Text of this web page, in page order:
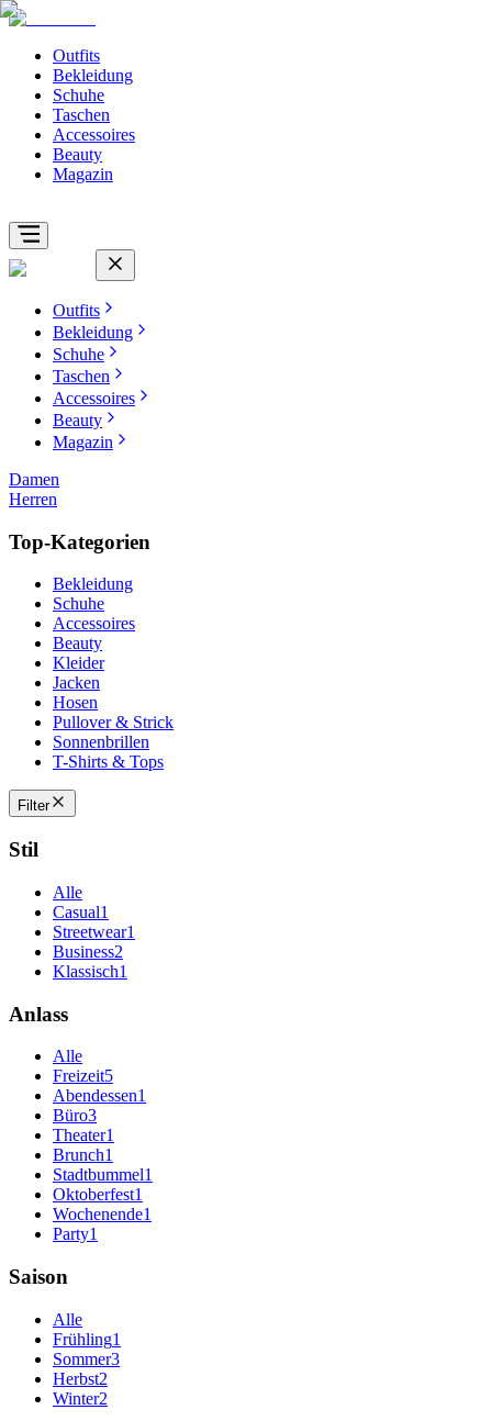
Outfits
Bekleidung
Schuhe
Taschen
Accessoires
Beauty
Magazin
Outfits
Bekleidung
Schuhe
Taschen
Accessoires
Beauty
Magazin
Damen
Herren
Top-Kategorien
Bekleidung
Schuhe
Accessoires
Beauty
Kleider
Jacken
Hosen
Pullover & Strick
Sonnenbrillen
T-Shirts & Tops
Filter
Stil
Alle
Casual1
Streetwear1
Business2
Klassisch1
Anlass
Alle
Freizeit5
Abendessen1
Büro3
Theater1
Brunch1
Stadtbummel1
Oktoberfest1
Wochenende1
Party1
Saison
Alle
Frühling1
Sommer3
Herbst2
Winter2